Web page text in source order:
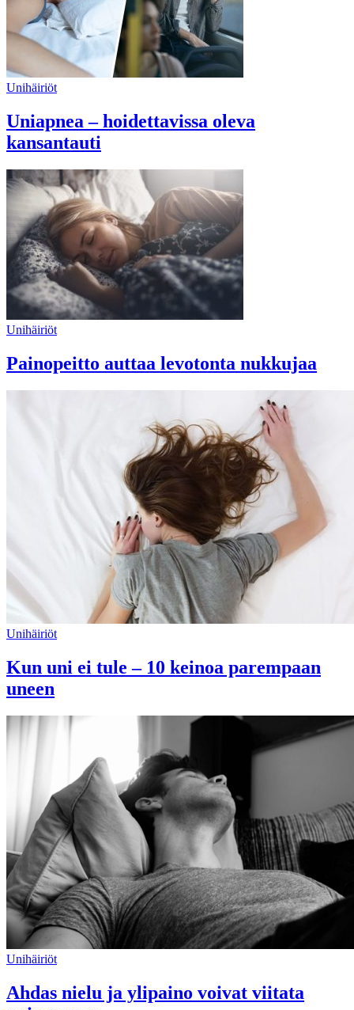
Unihäiriöt
Uniapnea – hoidettavissa oleva
kansantauti
Unihäiriöt
Painopeitto auttaa levotonta nukkujaa
Unihäiriöt
Kun uni ei tule – 10 keinoa parempaan
uneen
Unihäiriöt
Ahdas nielu ja ylipaino voivat viitata